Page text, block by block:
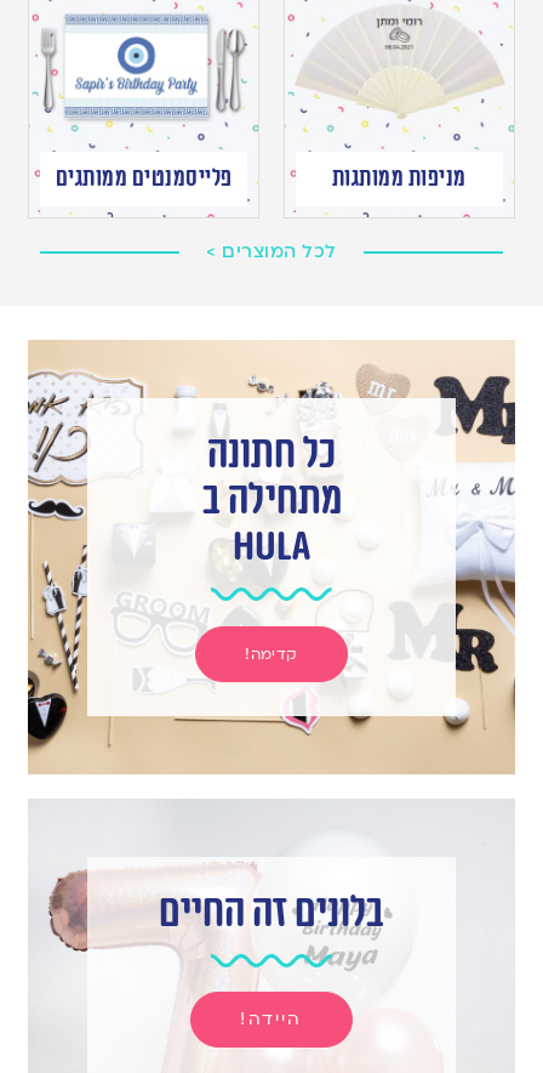
מניפות ממותגות פלייסמנטים ממותגים
לכל המוצרים >
כל חתונה
מתחילה ב
hula
קדימה!
בלונים זה החיים
היידה!